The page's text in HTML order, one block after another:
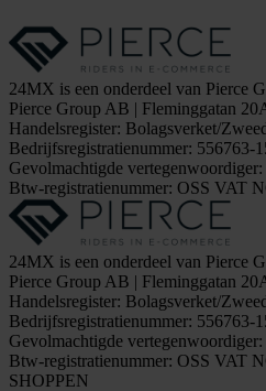
24MX is een onderdeel van Pierce
Pierce Group AB | Fleminggatan
Handelsregister: Bolagsverket/
Bedrijfsregistratienummer: 556763-
Gevolmachtigde
Btw-registratienummer: OSS VAT
24MX is een onderdeel van Pierce
Pierce Group AB | Fleminggatan
Handelsregister: Bolagsverket/
Bedrijfsregistratienummer: 556763-
Gevolmachtigde
Btw-registratienummer: OSS VAT
SHOPPEN